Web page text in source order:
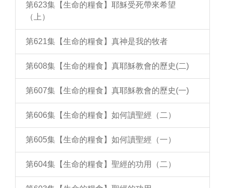
第623集【生命的糧食】耶穌受死帶來希望
（上）
第621集【生命的糧食】真神是我的牧者
第608集【生命的糧食】真耶穌教會的歷史(二)
第607集【生命的糧食】真耶穌教會的歷史(一)
第606集【生命的糧食】如何讀聖經（二）
第605集【生命的糧食】如何讀聖經（一）
第604集【生命的糧食】聖經的功用（二）